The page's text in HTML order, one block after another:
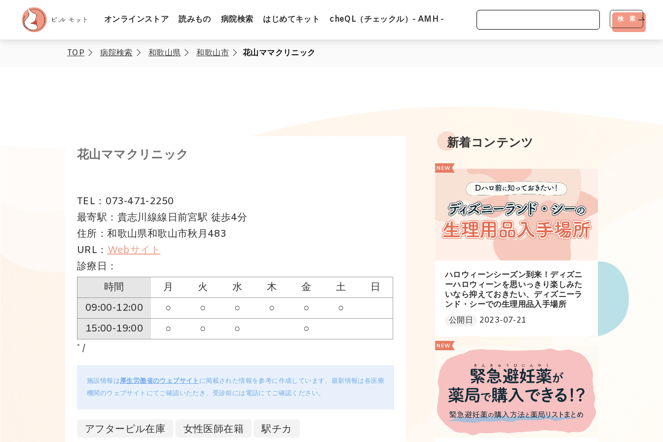
オンラインストア 読みもの 病院検索 はじめてキット cheQL（チェックル）- AMH - 検 索
TOP 病院検索 和歌山県 和歌山市 花山ママクリニック
花山ママクリニック
TEL：073-471-2250
最寄駅：貴志川線線日前宮駅 徒歩4分
住所：和歌山県和歌山市秋月483
URL：Webサイト
診療日：
時間
月 火 水 木 金 土
日
09:00-12:00
○ ○ ○ ○ ○
○
15:00-19:00
○ ○ ○ ○
* /
施設情報は厚生労働省のウェブサイト に掲載された情報を参考に作成しています。最新情報は各医療
機関のウェブサイトにてご確認いただき、受診前には電話にてご確認ください。
アフターピル在庫 女性医師在籍 駅チカ
新着コンテンツ
ハロウィーンシーズン到来！ディズニ
ーハロウィーンを思いっきり楽しみた
いなら抑えておきたい、ディズニーラ
ンド・シーでの生理用品入手場所
公開日
2023-07-21